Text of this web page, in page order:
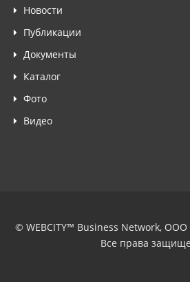
Новости
Публикации
Документы
Каталог
Фото
Видео
© WEBCITY™ Business Network, ООО
Все права